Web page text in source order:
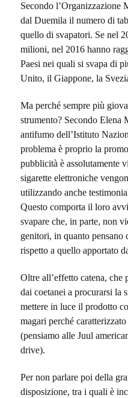
Secondo l’Organizzazione
dal Duemila il numero di
quello di svapatori. Se nel
milioni, nel 2016 hanno
Paesi nei quali si svapa di
Unito, il Giappone, la
Ma perché sempre più
strumento? Secondo Elena
antifumo dell’Istituto
problema è proprio la
pubblicità è assolutamente
sigarette elettroniche
utilizzando anche
Questo comporta il loro
svapare che, in parte, non
genitori, in quanto pensano
rispetto a quello apportato
Oltre all’effetto catena, che
dai coetanei a procurarsi la
mettere in luce il prodotto
magari perché
(pensiamo alle Juul
drive).
Per non parlare poi della
disposizione, tra i quali è